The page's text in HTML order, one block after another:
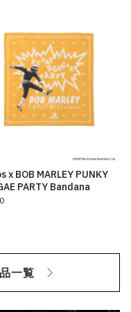
x BOB MARLEY PUNKY
PARTY Bandana
一覧